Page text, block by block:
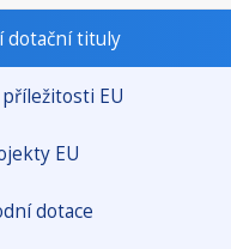
dotační tituly
EU
EU
dotace